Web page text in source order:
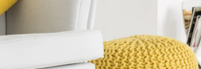
onderhoud & installatiewerk bij verbouwingen.